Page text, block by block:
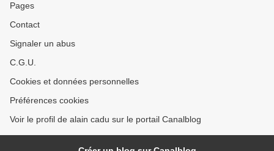
Pages
Contact
Signaler un abus
C.G.U.
Cookies et données personnelles
Préférences cookies
Voir le profil de alain cadu sur le portail Canalblog